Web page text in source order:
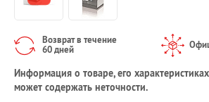
Возврат в течение
60 дней
Информация о товаре, его
может содержать неточности.